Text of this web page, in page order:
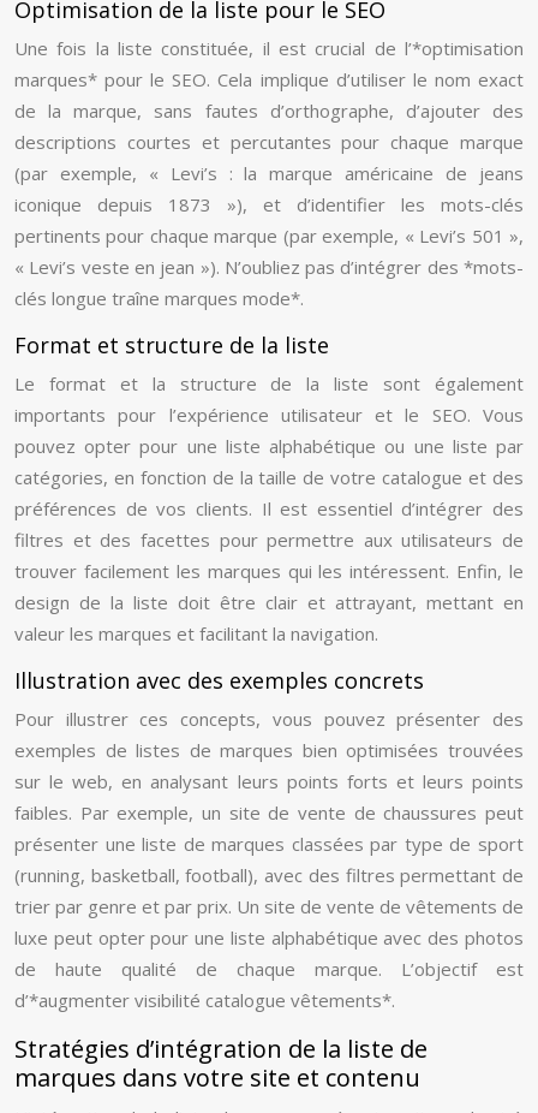
Optimisation de la liste pour le SEO
Une fois la liste constituée, il est crucial de l’*optimisation
marques* pour le SEO. Cela implique d’utiliser le nom exact
de la marque, sans fautes d’orthographe, d’ajouter des
descriptions courtes et percutantes pour chaque marque
(par exemple, « Levi’s : la marque américaine de jeans
iconique depuis 1873 »), et d’identifier les mots-clés
pertinents pour chaque marque (par exemple, « Levi’s 501 »,
« Levi’s veste en jean »). N’oubliez pas d’intégrer des *mots-
clés longue traîne marques mode*.
Format et structure de la liste
Le format et la structure de la liste sont également
importants pour l’expérience utilisateur et le SEO. Vous
pouvez opter pour une liste alphabétique ou une liste par
catégories, en fonction de la taille de votre catalogue et des
préférences de vos clients. Il est essentiel d’intégrer des
filtres et des facettes pour permettre aux utilisateurs de
trouver facilement les marques qui les intéressent. Enfin, le
design de la liste doit être clair et attrayant, mettant en
valeur les marques et facilitant la navigation.
Illustration avec des exemples concrets
Pour illustrer ces concepts, vous pouvez présenter des
exemples de listes de marques bien optimisées trouvées
sur le web, en analysant leurs points forts et leurs points
faibles. Par exemple, un site de vente de chaussures peut
présenter une liste de marques classées par type de sport
(running, basketball, football), avec des filtres permettant de
trier par genre et par prix. Un site de vente de vêtements de
luxe peut opter pour une liste alphabétique avec des photos
de haute qualité de chaque marque. L’objectif est
d’*augmenter visibilité catalogue vêtements*.
Stratégies d’intégration de la liste de
marques dans votre site et contenu